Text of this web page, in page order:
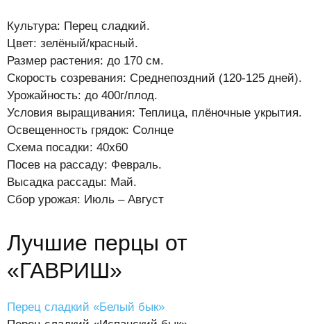
Культура: Перец сладкий.
Цвет: зелёный/красный.
Размер растения: до 170 см.
Скорость созревания: Среднепоздний (120-125 дней).
Урожайность: до 400г/плод.
Условия выращивания: Теплица, плёночные укрытия.
Освещенность грядок: Солнце
Схема посадки: 40х60
Посев на рассаду: Февраль.
Высадка рассады: Май.
Сбор урожая: Июль – Август
Лучшие перцы от
«ГАВРИШ»
Перец сладкий «Белый бык»